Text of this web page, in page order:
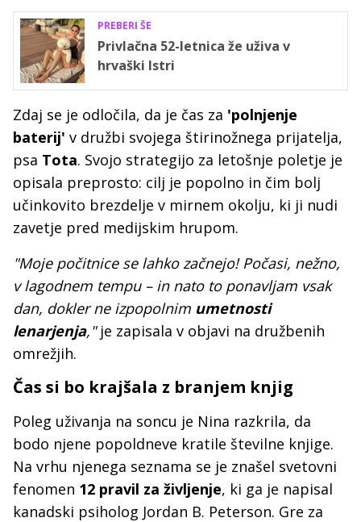
PREBERI ŠE
Privlačna 52-letnica že uživa v
hrvaški Istri
Zdaj se je odločila, da je čas za 'polnjenje
baterij' v družbi svojega štirinožnega prijatelja,
psa Tota. Svojo strategijo za letošnje poletje je
opisala preprosto: cilj je popolno in čim bolj
učinkovito brezdelje v mirnem okolju, ki ji nudi
zavetje pred medijskim hrupom.
"Moje počitnice se lahko začnejo! Počasi, nežno,
v lagodnem tempu – in nato to ponavljam vsak
dan, dokler ne izpopolnim umetnosti
lenarjenja,"je zapisala v objavi na družbenih
omrežjih.
Čas si bo krajšala z branjem knjig
Poleg uživanja na soncu je Nina razkrila, da
bodo njene popoldneve kratile številne knjige.
Na vrhu njenega seznama se je znašel svetovni
fenomen 12 pravil za življenje, ki ga je napisal
kanadski psiholog Jordan B. Peterson. Gre za